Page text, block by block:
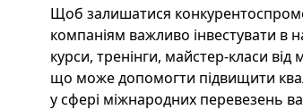
Щоб залишатися
компаніям важливо інвестувати в
курси, тренінги, майстер-класи
що може допомогти підвищити
у сфері міжнародних перевезень